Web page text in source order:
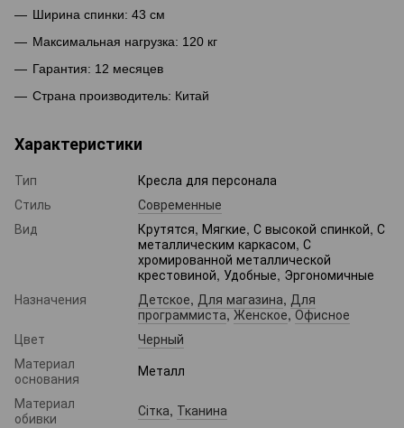
Ширина спинки: 43 см
Максимальная нагрузка: 120 кг
Гарантия: 12 месяцев
Страна производитель: Китай
Характеристики
Тип
Кресла для персонала
Стиль
Современные
Вид
Крутятся, Мягкие, С высокой спинкой, С
металлическим каркасом, С
хромированной металлической
крестовиной, Удобные, Эргономичные
Назначения
Детское, Для магазина, Для
программиста,Женское,Офисное
Цвет
Черный
Материал
основания
Металл
Материал
обивки
Сітка, Тканина